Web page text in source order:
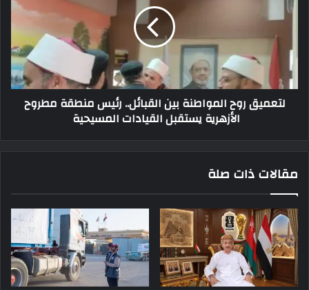
لتعميق روح المواطنة بين القبائل.. رئيس منطقة مطروح
الأزهرية يستقبل القيادات المسيحية
مقالات ذات صلة